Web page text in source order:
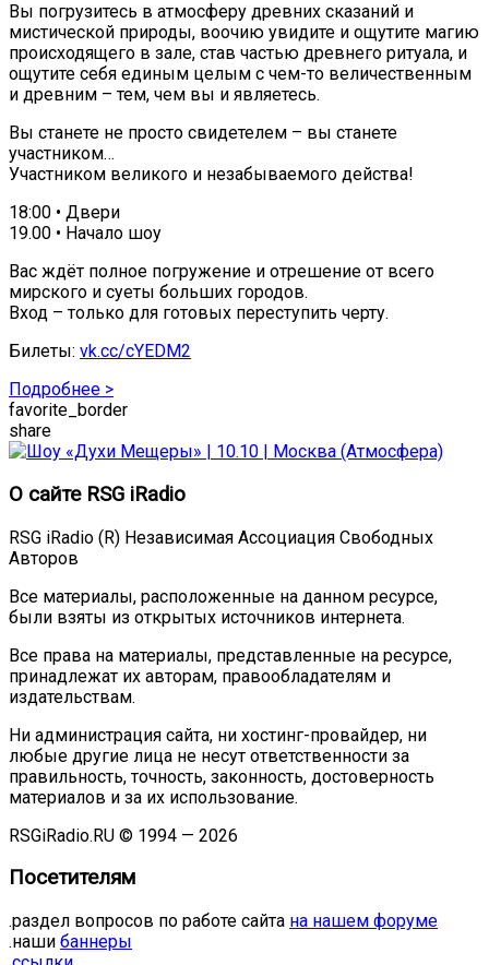
Вы погрузитесь в атмосферу древних сказаний и
мистической природы, воочию увидите и ощутите магию
происходящего в зале, став частью древнего ритуала, и
ощутите себя единым целым с чем-то величественным
и древним – тем, чем вы и являетесь.
Вы станете не просто свидетелем – вы станете
участником…
Участником великого и незабываемого действа!
18:00 • Двери
19.00 • Начало шоу
Вас ждёт полное погружение и отрешение от всего
мирского и суеты больших городов.
Вход – только для готовых переступить черту.
Билеты: vk.cc/cYEDM2
Подробнее >
favorite_border
share
О сайте RSG iRadio
RSG iRadio (R) Независимая Ассоциация Свободных
Авторов
Все материалы, расположенные на данном ресурсе,
были взяты из открытых источников интернета.
Все права на материалы, представленные на ресурсе,
принадлежат их авторам, правообладателям и
издательствам.
Ни администрация сайта, ни хостинг-провайдер, ни
любые другие лица не несут ответственности за
правильность, точность, законность, достоверность
материалов и за их использование.
RSGiRadio.RU © 1994 — 2026
Посетителям
.раздел вопросов по работе сайта на нашем форуме
.наши баннеры